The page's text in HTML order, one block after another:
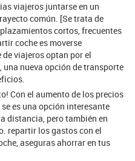
viajeros juntarse en un
común. [Se trata de
cortos, frecuentes
coche es moverse
de viajeros optan por el
nueva opción de transporte
Con el aumento de los precios
es una opción interesante
distancia, pero también en
repartir los gastos con el
aseguras ahorrar en tus